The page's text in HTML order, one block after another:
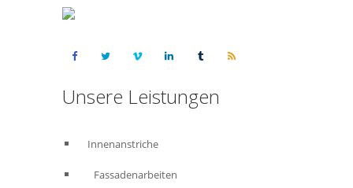
Unsere Leistungen
Innenanstriche
Fassadenarbeiten